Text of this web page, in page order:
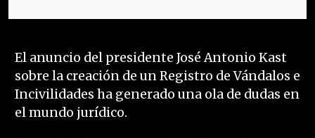
El anuncio del presidente José Antonio Kast
sobre la creación de un Registro de Vándalos e
Incivilidades ha generado una ola de dudas en
el mundo jurídico.